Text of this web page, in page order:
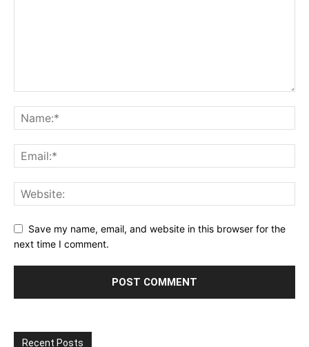
Save my name, email, and website in this browser for the
next time I comment.
Recent Posts